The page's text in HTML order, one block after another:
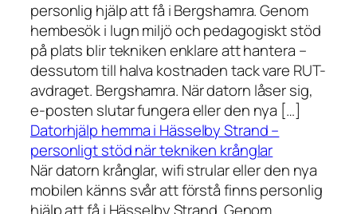
personlig hjälp att få i Bergshamra. Genom
hembesök i lugn miljö och pedagogiskt stöd
på plats blir tekniken enklare att hantera –
dessutom till halva kostnaden tack vare RUT-
avdraget. Bergshamra. När datorn låser sig,
e-posten slutar fungera eller den nya […]
Datorhjälp hemma i Hässelby Strand –
personligt stöd när tekniken krånglar
När datorn krånglar, wifi strular eller den nya
mobilen känns svår att förstå finns personlig